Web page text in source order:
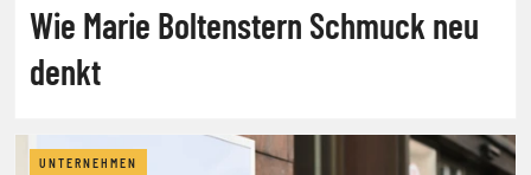
Wie Marie Boltenstern Schmuck neu
denkt
UNTERNEHMEN